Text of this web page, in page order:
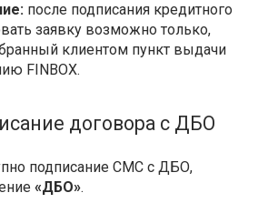
после подписания кредитного
заявку возможно только,
клиентом пункт выдачи
FINBOX.
договора с ДБО
подписание СМС с ДБО,
«ДБО».